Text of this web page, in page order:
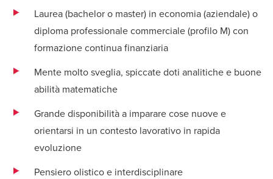
Laurea (bachelor o master) in economia (aziendale) o
diploma professionale commerciale (profilo M) con
formazione continua finanziaria
Mente molto sveglia, spiccate doti analitiche e buone
abilità matematiche
Grande disponibilità a imparare cose nuove e
orientarsi in un contesto lavorativo in rapida
evoluzione
Pensiero olistico e interdisciplinare